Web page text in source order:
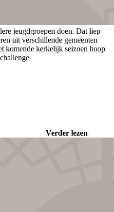
jeugdgroepen doen. Dat liep
uit verschillende gemeenten
komende kerkelijk seizoen hoop
Verder lezen